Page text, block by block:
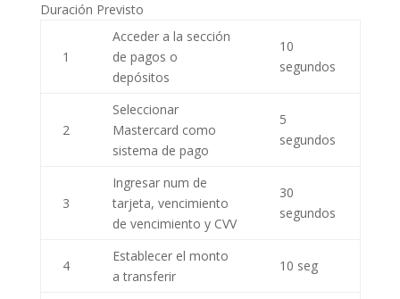
Duración Previsto
1
Acceder a la sección
de pagos o
depósitos
10
segundos
2
Seleccionar
Mastercard como
sistema de pago
5
segundos
3
Ingresar num de
tarjeta, vencimiento
de vencimiento y CVV
30
segundos
4
Establecer el monto
a transferir
10 seg